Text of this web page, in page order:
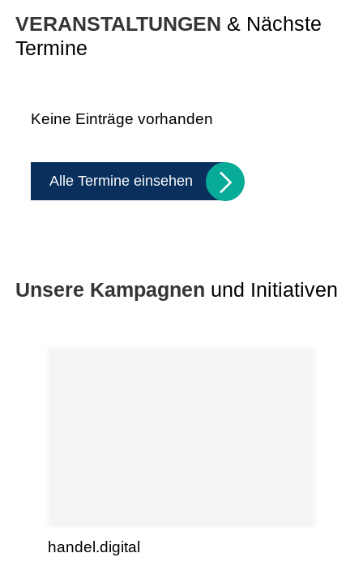
VERANSTALTUNGEN & Nächste
Termine
Keine Einträge vorhanden
Alle Termine einsehen
Unsere Kampagnen und Initiativen
handel.digital